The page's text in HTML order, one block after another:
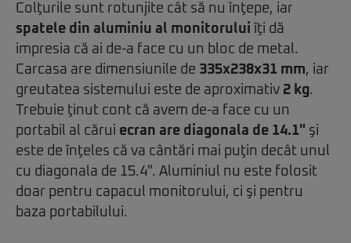
Colţurile sunt rotunjite cât să nu înţepe, iar
spatele din aluminiu al monitorului îţi dă
impresia că ai de-a face cu un bloc de metal.
Carcasa are dimensiunile de 335x238x31 mm, iar
greutatea sistemului este de aproximativ 2 kg.
Trebuie ţinut cont că avem de-a face cu un
portabil al cărui ecran are diagonala de 14.1" şi
este de înţeles că va cântări mai puţin decât unul
cu diagonala de 15.4". Aluminiul nu este folosit
doar pentru capacul monitorului, ci şi pentru
baza portabilului.